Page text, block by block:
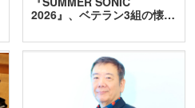
2026』、ベテラン3組の懐…